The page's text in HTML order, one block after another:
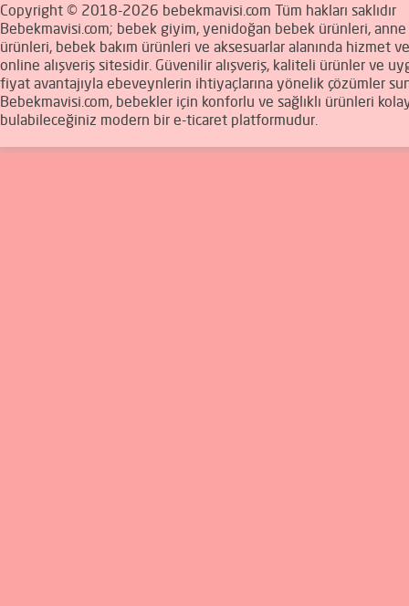
Copyright © 2018-2026 bebekmavisi.com Tüm hakları saklıdır
Bebekmavisi.com; bebek giyim, yenidoğan bebek ürünleri,
ürünleri, bebek bakım ürünleri ve aksesuarlar alanında hizmet
online alışveriş sitesidir. Güvenilir alışveriş, kaliteli ürünler ve
fiyat avantajıyla ebeveynlerin ihtiyaçlarına yönelik çözümler
Bebekmavisi.com, bebekler için konforlu ve sağlıklı ürünleri
bulabileceğiniz modern bir e-ticaret platformudur.